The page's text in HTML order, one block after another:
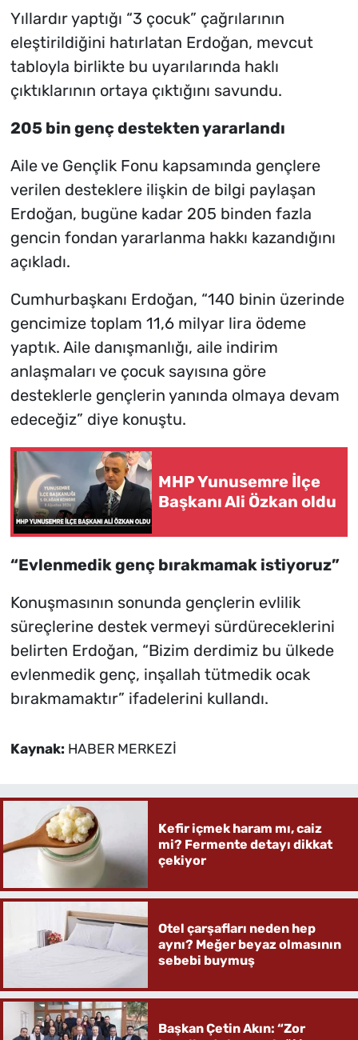
Yıllardır yaptığı “3 çocuk” çağrılarının
eleştirildiğini hatırlatan Erdoğan, mevcut
tabloyla birlikte bu uyarılarında haklı
çıktıklarının ortaya çıktığını savundu.
205 bin genç destekten yararlandı
Aile ve Gençlik Fonu kapsamında gençlere
verilen desteklere ilişkin de bilgi paylaşan
Erdoğan, bugüne kadar 205 binden fazla
gencin fondan yararlanma hakkı kazandığını
açıkladı.
Cumhurbaşkanı Erdoğan, “140 binin üzerinde
gencimize toplam 11,6 milyar lira ödeme
yaptık. Aile danışmanlığı, aile indirim
anlaşmaları ve çocuk sayısına göre
desteklerle gençlerin yanında olmaya devam
edeceğiz” diye konuştu.
MHP Yunusemre İlçe
Başkanı Ali Özkan oldu
“Evlenmedik genç bırakmamak istiyoruz”
Konuşmasının sonunda gençlerin evlilik
süreçlerine destek vermeyi sürdüreceklerini
belirten Erdoğan, “Bizim derdimiz bu ülkede
evlenmedik genç, inşallah tütmedik ocak
bırakmamaktır” ifadelerini kullandı.
Kaynak: HABER MERKEZİ
Kefir içmek haram mı, caiz
mi? Fermente detayı dikkat
çekiyor
Otel çarşafları neden hep
aynı? Meğer beyaz olmasının
sebebi buymuş
Başkan Çetin Akın: “Zor